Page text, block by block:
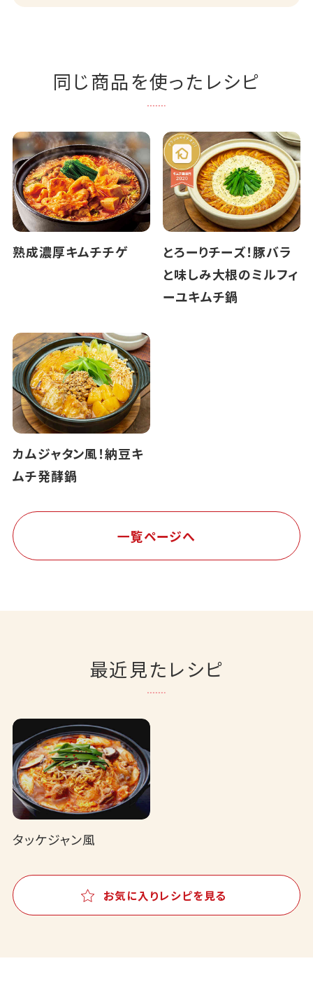
同じ商品を使ったレシピ
熟成濃厚キムチチゲ
とろーりチーズ！豚バラ
と味しみ大根のミルフィ
ーユキムチ鍋
カムジャタン風！納豆キ
ムチ発酵鍋
一覧ページへ
最近見たレシピ
タッケジャン風
お気に入りレシピを見る